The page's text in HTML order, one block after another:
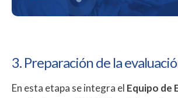
3. Preparación de la
En esta etapa se integra el Equipo de